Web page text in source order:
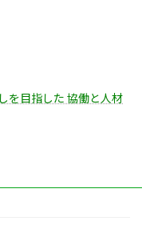
を目指した 協働と人材